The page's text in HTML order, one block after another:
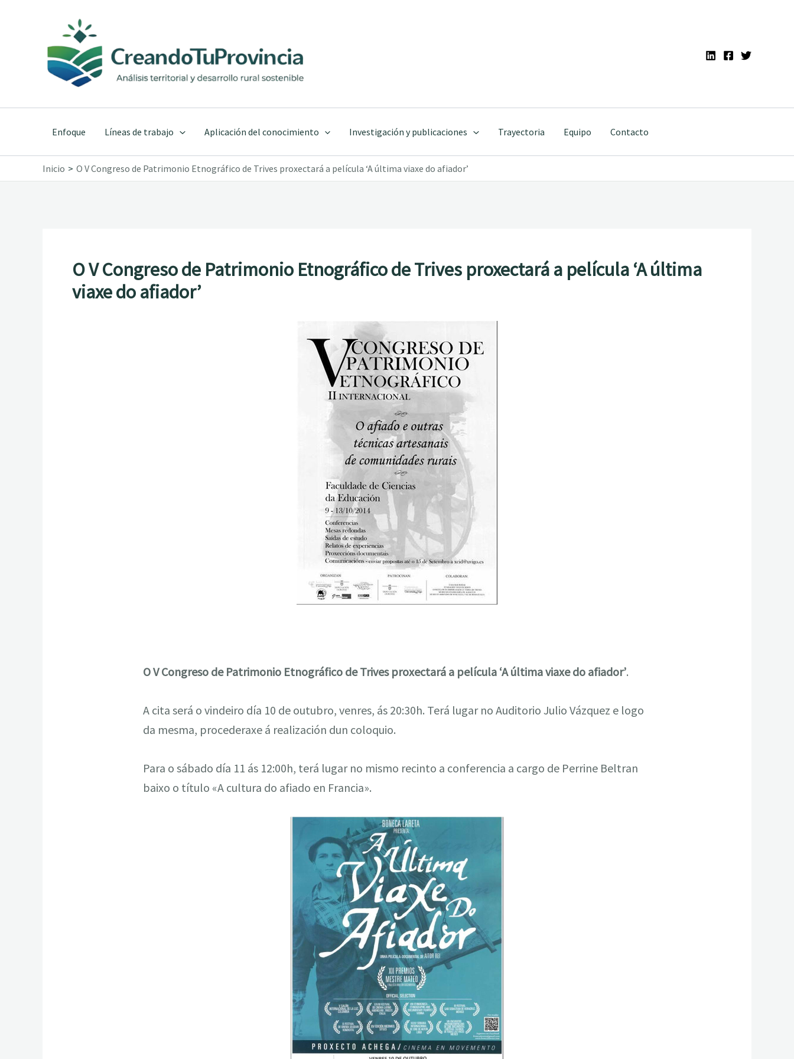
contenido
Enfoque Líneas de trabajo Aplicación del conocimiento Investigación y publicaciones Trayectoria Equipo Contacto
Inicio O V Congreso de Patrimonio Etnográfico de Trives proxectará a película ‘A última viaxe do afiador’
O V Congreso de Patrimonio Etnográfico de Trives proxectará a película ‘A última
viaxe do afiador’
O V Congreso de Patrimonio Etnográfico de Trives proxectará a película ‘A última viaxe do afiador’.
A cita será o vindeiro día 10 de outubro, venres, ás 20:30h. Terá lugar no Auditorio Julio Vázquez e logo
da mesma, procederaxe á realización dun coloquio.
Para o sábado día 11 ás 12:00h, terá lugar no mismo recinto a conferencia a cargo de Perrine Beltran
baixo o título «A cultura do afiado en Francia».